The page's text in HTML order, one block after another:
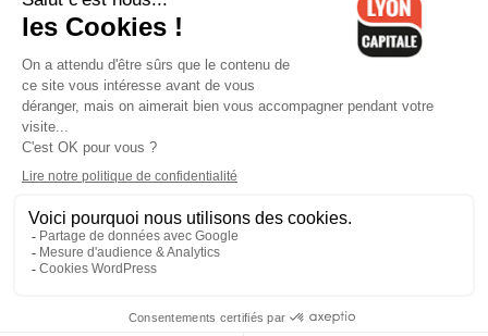
Contactez-nous-Mentions légales-CGV-Politique de
confidentialité-Gestion des cookies
Cedex 06